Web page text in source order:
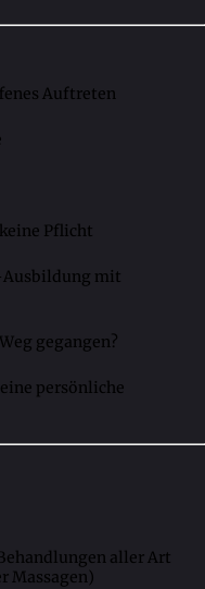
Auftreten
Pflicht
mit
gegangen?
persönliche
aller Art
Massagen)